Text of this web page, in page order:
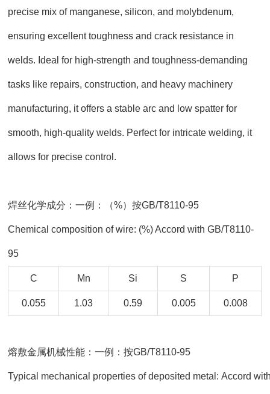
precise mix of manganese, silicon, and molybdenum,
ensuring excellent toughness and crack resistance in
welds. Ideal for high-strength and toughness-demanding
tasks like repairs, construction, and heavy machinery
manufacturing, it offers a stable arc and low spatter for
smooth, high-quality welds. Perfect for intricate welding, it
allows for precise control.
焊丝化学成分：一例：（%）按GB/T8110-95
Chemical composition of wire: (%) Accord with GB/T8110-
95
C Mn Si S P
0.055 1.03 0.59 0.005 0.008
熔敷金属机械性能：一例：按GB/T8110-95
Typical mechanical properties of deposited metal: Accord